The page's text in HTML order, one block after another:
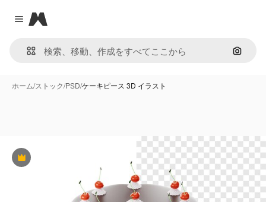
Close menu
Magnific
画像で
ホーム/ストック/PSD/ケーキピース 3D イラスト
Premium